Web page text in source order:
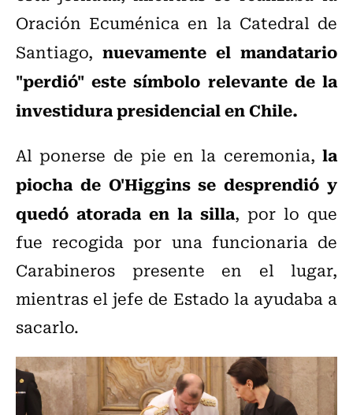
Oración Ecuménica en la Catedral de
Santiago, nuevamente el mandatario
"perdió" este símbolo relevante de la
investidura presidencial en Chile.
Al ponerse de pie en la ceremonia, la
piocha de O'Higgins se desprendió y
quedó atorada en la silla, por lo que
fue recogida por una funcionaria de
Carabineros presente en el lugar,
mientras el jefe de Estado la ayudaba a
sacarlo.